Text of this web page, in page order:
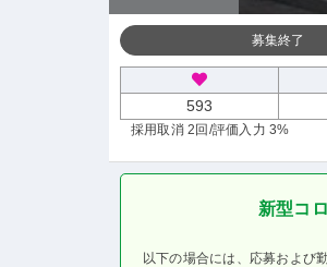
募集終了
593
採用取消 2回 /評価入力 3%
新型コ
以下の場合には、応募および